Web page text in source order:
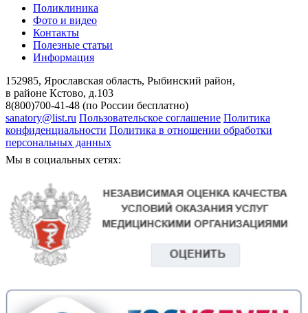
Поликлиника
Фото и видео
Контакты
Полезные статьи
Информация
152985, Ярославская область, Рыбинский район,
в районе Кстово, д.103
8(800)700-41-48 (по России бесплатно)
sanatory@list.ru Пользовательское соглашение Политика
конфиденциальности Политика в отношении обработки
персональных данных
Мы в социальных сетях: